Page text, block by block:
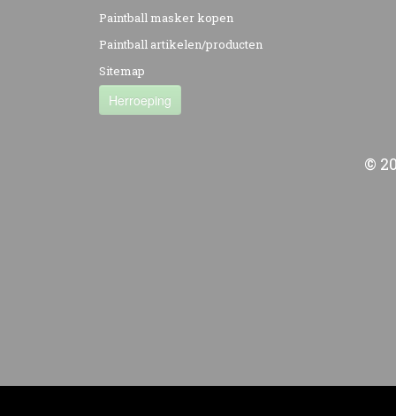
Paintball masker kopen
Paintball artikelen/producten
Sitemap
Herroeping
©